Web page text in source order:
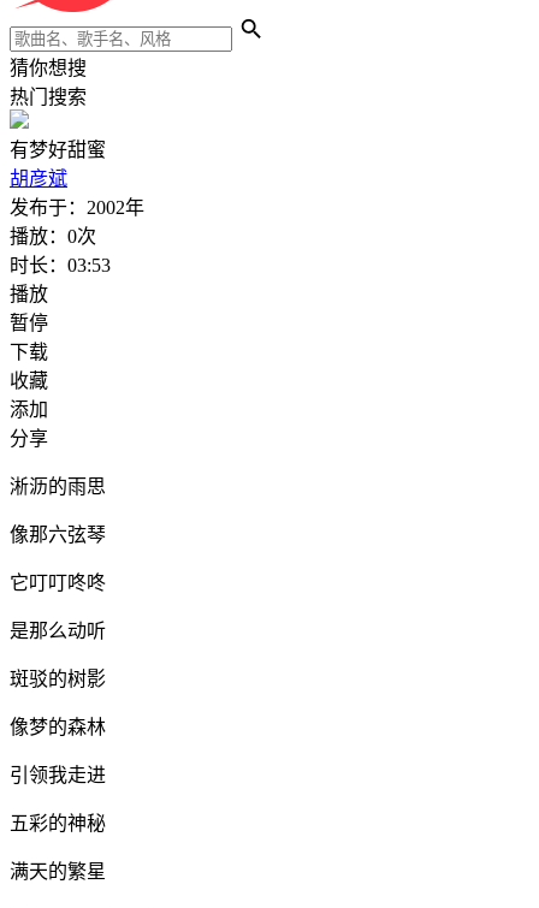
猜你想搜
热门搜索
有梦好甜蜜
胡彦斌
发布于： 2002年
播放： 0次
时长： 03:53
播放
暂停
下载
收藏
添加
分享
淅沥的雨思
像那六弦琴
它叮叮咚咚
是那么动听
斑驳的树影
像梦的森林
引领我走进
五彩的神秘
满天的繁星